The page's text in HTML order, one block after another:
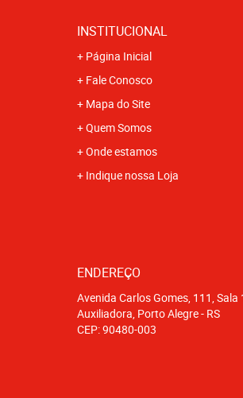
INSTITUCIONAL
Página Inicial
Fale Conosco
Mapa do Site
Quem Somos
Onde estamos
Indique nossa Loja
ENDEREÇO
Avenida Carlos Gomes, 111, Sala
Auxiliadora, Porto Alegre- RS
CEP: 90480-003